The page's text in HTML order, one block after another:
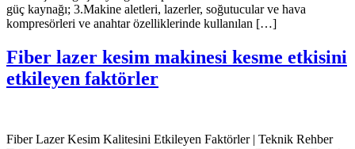
güç kaynağı; 3.Makine aletleri, lazerler, soğutucular ve hava
kompresörleri ve anahtar özelliklerinde kullanılan […]
Fiber lazer kesim makinesi kesme etkisini
etkileyen faktörler
Fiber Lazer Kesim Kalitesini Etkileyen Faktörler | Teknik Rehber